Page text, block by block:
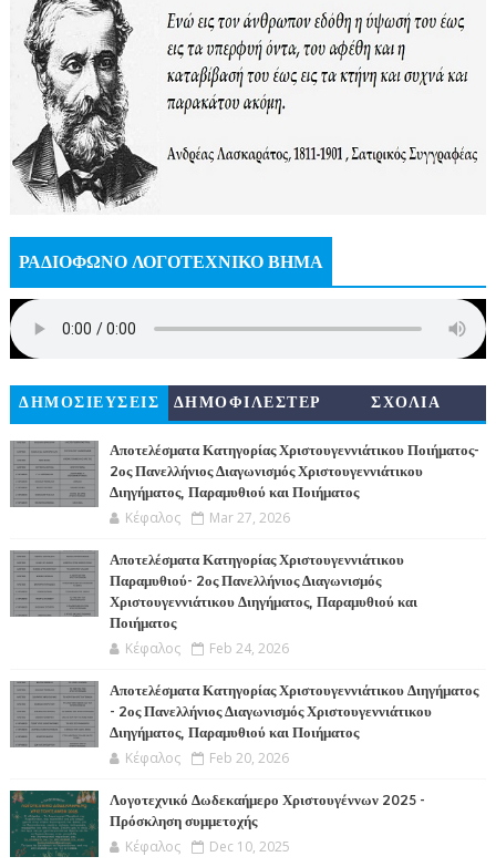
ΡΑΔΙΟΦΩΝΟ ΛΟΓΟΤΕΧΝΙΚΟ ΒΗΜΑ
ΔΗΜΟΣΙΕΥΣΕΙΣ
ΔΗΜΟΦΙΛΕΣΤΕΡ
ΣΧΟΛΙΑ
Αποτελέσματα Κατηγορίας Χριστουγεννιάτικου Ποιήματος-
2ος Πανελλήνιος Διαγωνισμός Χριστουγεννιάτικου
Διηγήματος, Παραμυθιού και Ποιήματος
Κέφαλος Mar 27, 2026
Αποτελέσματα Κατηγορίας Χριστουγεννιάτικου
Παραμυθιού- 2ος Πανελλήνιος Διαγωνισμός
Χριστουγεννιάτικου Διηγήματος, Παραμυθιού και
Ποιήματος
Κέφαλος Feb 24, 2026
Αποτελέσματα Κατηγορίας Χριστουγεννιάτικου Διηγήματος
- 2ος Πανελλήνιος Διαγωνισμός Χριστουγεννιάτικου
Διηγήματος, Παραμυθιού και Ποιήματος
Κέφαλος Feb 20, 2026
Λογοτεχνικό Δωδεκαήμερο Χριστουγέννων 2025 -
Πρόσκληση συμμετοχής
Κέφαλος Dec 10, 2025